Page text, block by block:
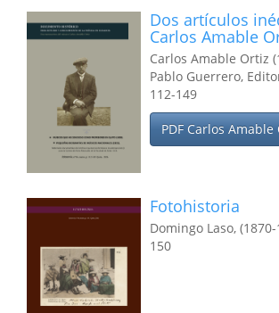
Dos artículos
Carlos Amable
Carlos Amable Ortiz
Pablo Guerrero,
112-149
PDF Carlos Amable
Fotohistoria
Domingo Laso,
150